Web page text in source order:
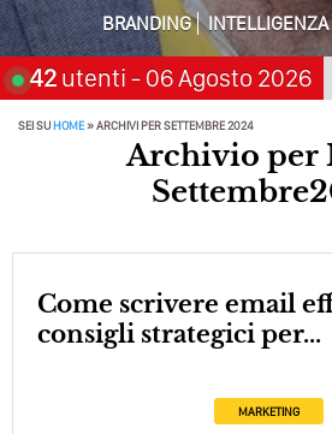
Solo
Perché Non Guadagni Sui Social
Tutto
Quali Sono Gli Errori Della
Caso Delle Braccia
Come Promuoversi Nel
BRANDING
42 utenti - 06 Agosto 2026
chi aspetta, scegli:
SEI SUHOME»ARCHIVI PER SETTEMBRE 2024
Archivio per
Come scrivere email efficaci: 13
consigli strategici per...
MARKETING